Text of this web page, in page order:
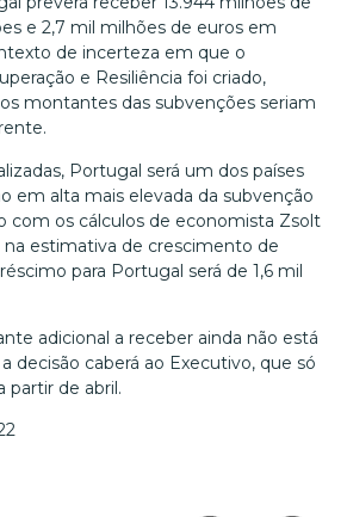
e 2,7 mil milhões de euros em
de incerteza em que o
e Resiliência foi criado,
montantes das subvenções seriam
Portugal será um dos países
em alta mais elevada da subvenção
com os cálculos de economista Zsolt
na estimativa de crescimento de
para Portugal será de 1,6 mil
adicional a receber ainda não está
decisão caberá ao Executivo, que só
partir de abril.